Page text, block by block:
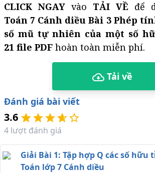
CLICK NGAY vào TẢI VỀ để
Toán 7 Cánh diều Bài 3 Phép
số mũ tự nhiên của một số
21 file PDF hoàn toàn miễn phí.
Tải về
Đánh giá bài viết
3.6
4 lượt đánh giá
Giải Bài 1: Tập hợp Q các số hữu
Toán lớp 7 Cánh diều